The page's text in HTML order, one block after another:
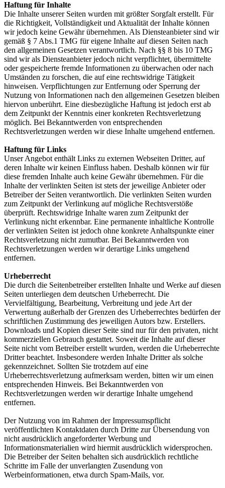
Haftung für Inhalte
Die Inhalte unserer Seiten wurden mit größter Sorgfalt erstellt. Für
die Richtigkeit, Vollständigkeit und Aktualität der Inhalte können
wir jedoch keine Gewähr übernehmen. Als Diensteanbieter sind wir
gemäß § 7 Abs.1 TMG für eigene Inhalte auf diesen Seiten nach
den allgemeinen Gesetzen verantwortlich. Nach §§ 8 bis 10 TMG
sind wir als Diensteanbieter jedoch nicht verpflichtet, übermittelte
oder gespeicherte fremde Informationen zu überwachen oder nach
Umständen zu forschen, die auf eine rechtswidrige Tätigkeit
hinweisen. Verpflichtungen zur Entfernung oder Sperrung der
Nutzung von Informationen nach den allgemeinen Gesetzen bleiben
hiervon unberührt. Eine diesbezügliche Haftung ist jedoch erst ab
dem Zeitpunkt der Kenntnis einer konkreten Rechtsverletzung
möglich. Bei Bekanntwerden von entsprechenden
Rechtsverletzungen werden wir diese Inhalte umgehend entfernen.
Haftung für Links
Unser Angebot enthält Links zu externen Webseiten Dritter, auf
deren Inhalte wir keinen Einfluss haben. Deshalb können wir für
diese fremden Inhalte auch keine Gewähr übernehmen. Für die
Inhalte der verlinkten Seiten ist stets der jeweilige Anbieter oder
Betreiber der Seiten verantwortlich. Die verlinkten Seiten wurden
zum Zeitpunkt der Verlinkung auf mögliche Rechtsverstöße
überprüft. Rechtswidrige Inhalte waren zum Zeitpunkt der
Verlinkung nicht erkennbar. Eine permanente inhaltliche Kontrolle
der verlinkten Seiten ist jedoch ohne konkrete Anhaltspunkte einer
Rechtsverletzung nicht zumutbar. Bei Bekanntwerden von
Rechtsverletzungen werden wir derartige Links umgehend
entfernen.
Urheberrecht
Die durch die Seitenbetreiber erstellten Inhalte und Werke auf diesen
Seiten unterliegen dem deutschen Urheberrecht. Die
Vervielfältigung, Bearbeitung, Verbreitung und jede Art der
Verwertung außerhalb der Grenzen des Urheberrechtes bedürfen der
schriftlichen Zustimmung des jeweiligen Autors bzw. Erstellers.
Downloads und Kopien dieser Seite sind nur für den privaten, nicht
kommerziellen Gebrauch gestattet. Soweit die Inhalte auf dieser
Seite nicht vom Betreiber erstellt wurden, werden die Urheberrechte
Dritter beachtet. Insbesondere werden Inhalte Dritter als solche
gekennzeichnet. Sollten Sie trotzdem auf eine
Urheberrechtsverletzung aufmerksam werden, bitten wir um einen
entsprechenden Hinweis. Bei Bekanntwerden von
Rechtsverletzungen werden wir derartige Inhalte umgehend
entfernen.
Der Nutzung von im Rahmen der Impressumspflicht
veröffentlichten Kontaktdaten durch Dritte zur Übersendung von
nicht ausdrücklich angeforderter Werbung und
Informationsmaterialien wird hiermit ausdrücklich widersprochen.
Die Betreiber der Seiten behalten sich ausdrücklich rechtliche
Schritte im Falle der unverlangten Zusendung von
Werbeinformationen, etwa durch Spam-Mails, vor.